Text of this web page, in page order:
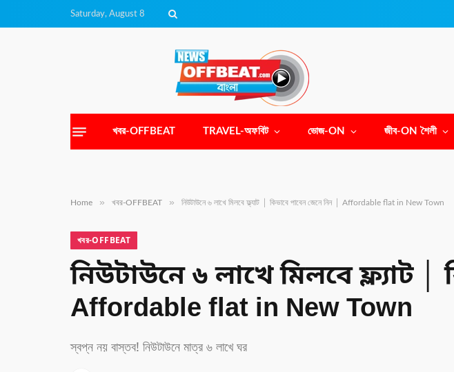
Saturday, August 8
খবর-OFFBEAT TRAVEL-অফবিট ভোজ-ON জীব-ON শৈলী
Home » খবর-OFFBEAT » নিউটাউনে ৬ লাখে মিলবে ফ্ল্যাট │ কিভাবে পাবেন জেনে নিন │ Affordable flat in New Town
খবর-OFFBEAT
নিউটাউনে ৬ লাখে মিলবে ফ্ল্যাট │
Affordable flat in New Town
স্বপ্ন নয় বাস্তব! নিউটাউনে মাত্র ৬ লাখে ঘর